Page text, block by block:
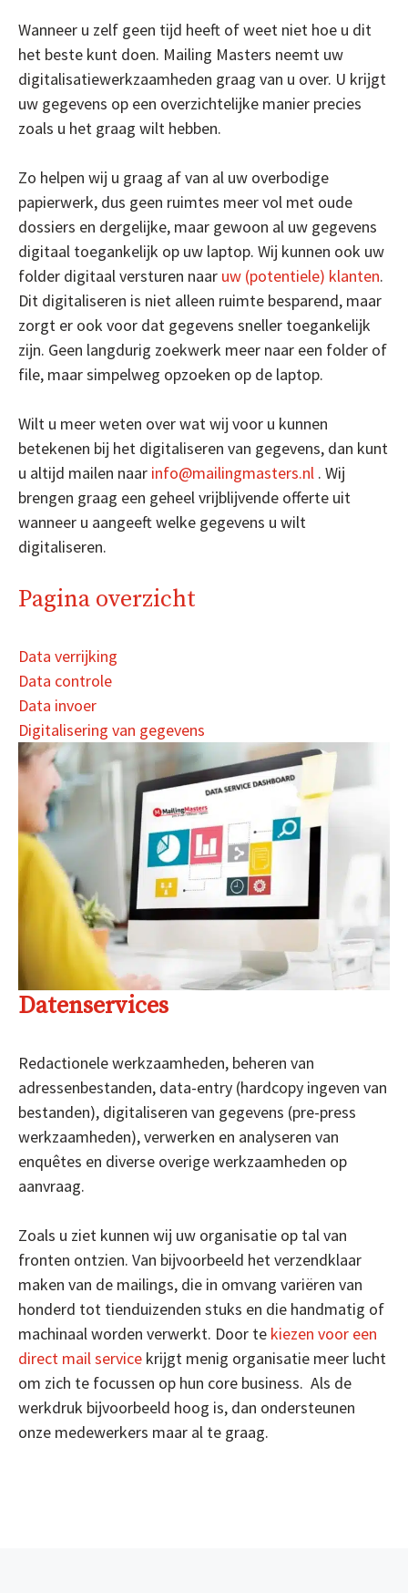
Wanneer u zelf geen tijd heeft of weet niet hoe u dit
het beste kunt doen. Mailing Masters neemt uw
digitalisatiewerkzaamheden graag van u over. U krijgt
uw gegevens op een overzichtelijke manier precies
zoals u het graag wilt hebben.
Zo helpen wij u graag af van al uw overbodige
papierwerk, dus geen ruimtes meer vol met oude
dossiers en dergelijke, maar gewoon al uw gegevens
digitaal toegankelijk op uw laptop. Wij kunnen ook uw
folder digitaal versturen naar uw (potentiele) klanten.
Dit digitaliseren is niet alleen ruimte besparend, maar
zorgt er ook voor dat gegevens sneller toegankelijk
zijn. Geen langdurig zoekwerk meer naar een folder of
file, maar simpelweg opzoeken op de laptop.
Wilt u meer weten over wat wij voor u kunnen
betekenen bij het digitaliseren van gegevens, dan kunt
u altijd mailen naar info@mailingmasters.nl . Wij
brengen graag een geheel vrijblijvende offerte uit
wanneer u aangeeft welke gegevens u wilt
digitaliseren.
Pagina overzicht
Data verrijking
Data controle
Data invoer
Digitalisering van gegevens
Datenservices
Redactionele werkzaamheden, beheren van
adressenbestanden, data-entry (hardcopy ingeven van
bestanden), digitaliseren van gegevens (pre-press
werkzaamheden), verwerken en analyseren van
enquêtes en diverse overige werkzaamheden op
aanvraag.
Zoals u ziet kunnen wij uw organisatie op tal van
fronten ontzien. Van bijvoorbeeld het verzendklaar
maken van de mailings, die in omvang variëren van
honderd tot tienduizenden stuks en die handmatig of
machinaal worden verwerkt. Door te kiezen voor een
direct mail service krijgt menig organisatie meer lucht
om zich te focussen op hun core business. Als de
werkdruk bijvoorbeeld hoog is, dan ondersteunen
onze medewerkers maar al te graag.